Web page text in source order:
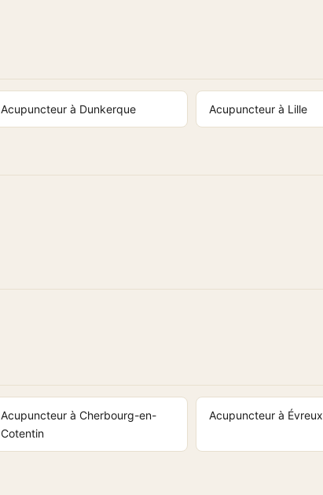
Acupuncteur à Dunkerque Acupuncteur à Lille
Acupuncteur à Cherbourg-en-
Cotentin
Acupuncteur à Évreux